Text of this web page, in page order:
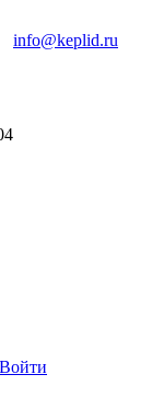
info@keplid.ru
Войти